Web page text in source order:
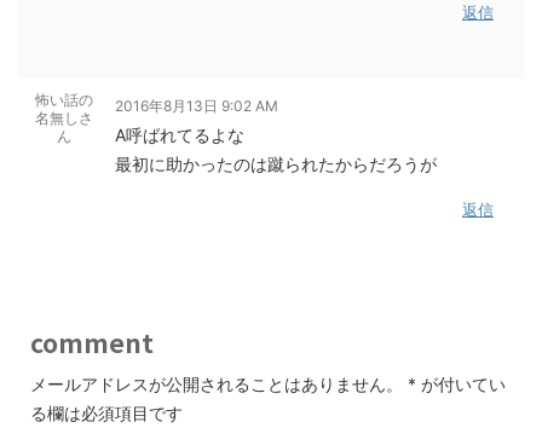
返信
怖い話の
名無しさ
ん
2016年8月13日 9:02 AM
A呼ばれてるよな
最初に助かったのは蹴られたからだろうが
返信
comment
メールアドレスが公開されることはありません。 * が付いてい
る欄は必須項目です